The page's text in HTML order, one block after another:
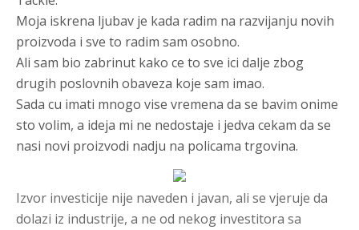
Moja iskrena ljubav je kada radim na razvijanju novih
proizvoda i sve to radim sam osobno.
Ali sam bio zabrinut kako ce to sve ici dalje zbog
drugih poslovnih obaveza koje sam imao.
Sada cu imati mnogo vise vremena da se bavim onime
sto volim, a ideja mi ne nedostaje i jedva cekam da se
nasi novi proizvodi nadju na policama trgovina.
Izvor investicije nije naveden i javan, ali se vjeruje da
dolazi iz industrije, a ne od nekog investitora sa